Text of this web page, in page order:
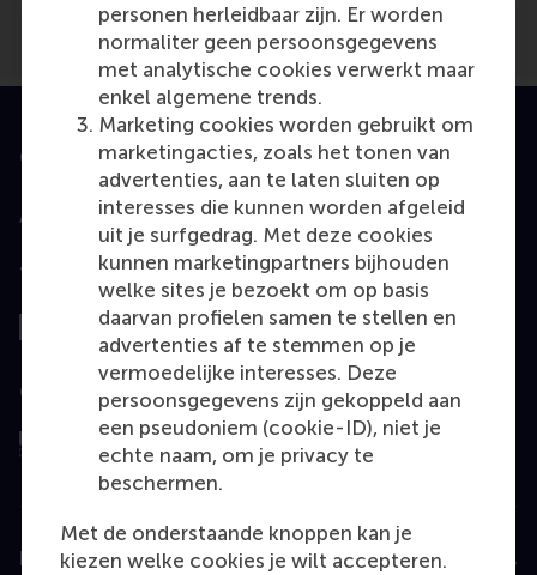
personen herleidbaar zijn. Er worden
normaliter geen persoonsgegevens
met analytische cookies verwerkt maar
enkel algemene trends.
Marketing cookies worden gebruikt om
marketingacties, zoals het tonen van
advertenties, aan te laten sluiten op
interesses die kunnen worden afgeleid
uit je surfgedrag. Met deze cookies
kunnen marketingpartners bijhouden
welke sites je bezoekt om op basis
daarvan profielen samen te stellen en
advertenties af te stemmen op je
vermoedelijke interesses. Deze
persoonsgegevens zijn gekoppeld aan
een pseudoniem (cookie-ID), niet je
echte naam, om je privacy te
beschermen.
Met de onderstaande knoppen kan je
kiezen welke cookies je wilt accepteren.
Geaccrediteerd door
Top gerangschikt
Geëvalueerd door
Education